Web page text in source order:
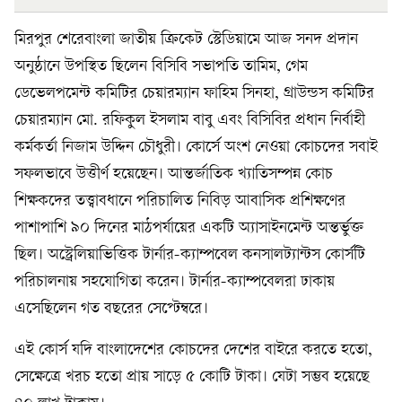
মিরপুর শেরেবাংলা জাতীয় ক্রিকেট স্টেডিয়ামে আজ সনদ প্রদান
অনুষ্ঠানে উপস্থিত ছিলেন বিসিবি সভাপতি তামিম, গেম
ডেভেলপমেন্ট কমিটির চেয়ারম্যান ফাহিম সিনহা, গ্রাউন্ডস কমিটির
চেয়ারম্যান মো. রফিকুল ইসলাম বাবু এবং বিসিবির প্রধান নির্বাহী
কর্মকর্তা নিজাম উদ্দিন চৌধুরী। কোর্সে অংশ নেওয়া কোচদের সবাই
সফলভাবে উত্তীর্ণ হয়েছেন। আন্তর্জাতিক খ্যাতিসম্পন্ন কোচ
শিক্ষকদের তত্ত্বাবধানে পরিচালিত নিবিড় আবাসিক প্রশিক্ষণের
পাশাপাশি ৯০ দিনের মাঠপর্যায়ের একটি অ্যাসাইনমেন্ট অন্তর্ভুক্ত
ছিল। অস্ট্রেলিয়াভিত্তিক টার্নার-ক্যাম্পবেল কনসালট্যান্টস কোর্সটি
পরিচালনায় সহযোগিতা করেন। টার্নার-ক্যাম্পবেলরা ঢাকায়
এসেছিলেন গত বছরের সেপ্টেম্বরে।
এই কোর্স যদি বাংলাদেশের কোচদের দেশের বাইরে করতে হতো,
সেক্ষেত্রে খরচ হতো প্রায় সাড়ে ৫ কোটি টাকা। যেটা সম্ভব হয়েছে